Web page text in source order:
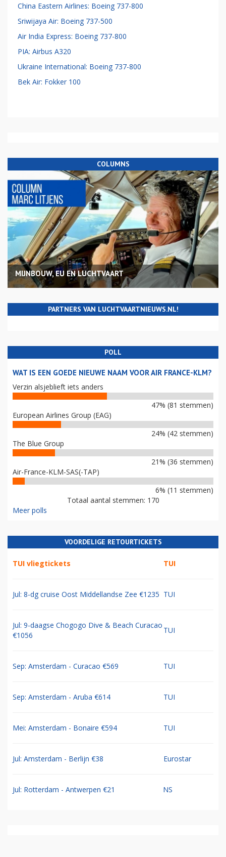
China Eastern Airlines: Boeing 737-800
Sriwijaya Air: Boeing 737-500
Air India Express: Boeing 737-800
PIA: Airbus A320
Ukraine International: Boeing 737-800
Bek Air: Fokker 100
COLUMNS
MIJNBOUW, EU EN LUCHTVAART
PARTNERS VAN LUCHTVAARTNIEUWS.NL!
POLL
WAT IS EEN GOEDE NIEUWE NAAM VOOR AIR FRANCE-KLM?
Verzin alsjeblieft iets anders
47% (81 stemmen)
European Airlines Group (EAG)
24% (42 stemmen)
The Blue Group
21% (36 stemmen)
Air-France-KLM-SAS(-TAP)
6% (11 stemmen)
Totaal aantal stemmen: 170
Meer polls
VOORDELIGE RETOURTICKETS
TUI vliegtickets TUI
Jul: 8-dg cruise Oost Middellandse Zee €1235 TUI
Jul: 9-daagse Chogogo Dive & Beach Curacao
€1056
TUI
Sep: Amsterdam - Curacao €569 TUI
Sep: Amsterdam - Aruba €614 TUI
Mei: Amsterdam - Bonaire €594 TUI
Jul: Amsterdam - Berlijn €38 Eurostar
Jul: Rotterdam - Antwerpen €21 NS